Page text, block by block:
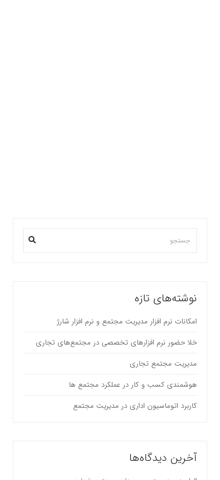
نوشته‌های تازه
امکانات نرم افزار مدیریت مجتمع و نرم افزار شارژ
خلا حضور نرم افزارهای تخصصی در مجتمع‌های تجاری
مدیریت مجتمع تجاری
هوشمندی کسب و کار در عملکرد مجتمع ها
کاربرد اتوماسیون اداری در مدیریت مجتمع
آخرین دیدگاه‌ها